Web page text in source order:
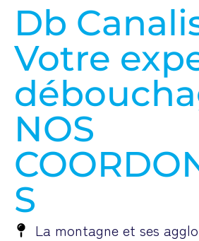
Db
Votre
NOS
S
La montagne et ses